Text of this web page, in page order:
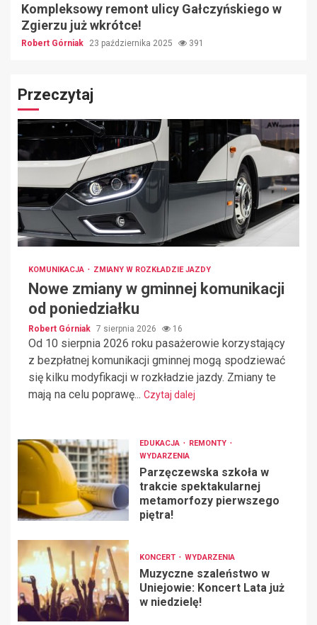
Kompleksowy remont ulicy Gałczyńskiego w
Zgierzu już wkrótce!
Robert Górniak 23 października 2025 391
Przeczytaj
KOMUNIKACJA ZMIANY W ROZKŁADZIE JAZDY
Nowe zmiany w gminnej komunikacji
od poniedziałku
Robert Górniak 7 sierpnia 2026 16
Od 10 sierpnia 2026 roku pasażerowie korzystający
z bezpłatnej komunikacji gminnej mogą spodziewać
się kilku modyfikacji w rozkładzie jazdy. Zmiany te
mają na celu poprawę... Czytaj dalej
EDUKACJA
REMONTY
WYDARZENIA
Parzęczewska szkoła w
trakcie spektakularnej
metamorfozy pierwszego
piętra!
KONCERT WYDARZENIA
Muzyczne szaleństwo w
Uniejowie: Koncert Lata już
w niedzielę!